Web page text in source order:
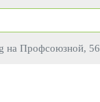
на Профсоюзной, 56